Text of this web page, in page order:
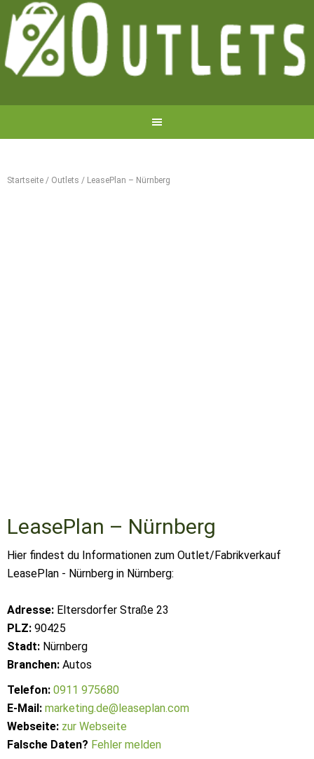
Startseite / Outlets / LeasePlan – Nürnberg
LeasePlan – Nürnberg
Hier findest du Informationen zum Outlet/Fabrikverkauf
LeasePlan - Nürnberg in Nürnberg:
Adresse: Eltersdorfer Straße 23
PLZ: 90425
Stadt: Nürnberg
Branchen: Autos
Telefon: 0911 975680
E-Mail: marketing.de@leaseplan.com
Webseite: zur Webseite
Falsche Daten? Fehler melden